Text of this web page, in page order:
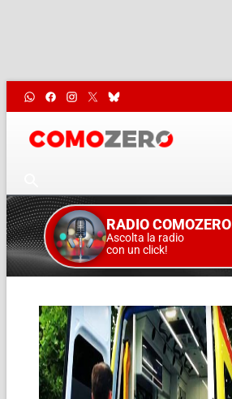
RADIO COMOZERO
Ascolta la radio
con un click!